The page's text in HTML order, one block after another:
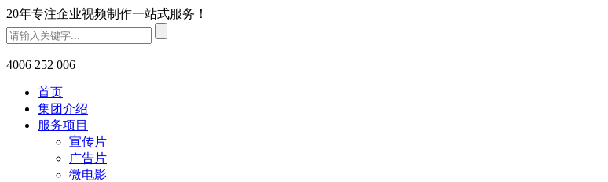
20年专注企业视频制作一站式服务！
4006 252 006
首页
集团介绍
服务项目
宣传片
广告片
微电影